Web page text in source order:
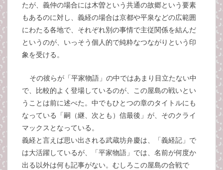
たが、義仲の場合には木曽という共通の故郷という要素
もあるのに対し、義経の場合は京都や平泉などの広範囲
にわたる各地で、それぞれ別の事情で主従関係を結んだ
というのが、いっそう個人的で純粋なつながりという印
象を受ける。
その彼らが「平家物語」の中ではあまり目立たない中
で、比較的よく登場しているのが、この屋島の戦いとい
うことは前に述べた。中でもひとつの章のタイトルにも
なっている「嗣（継、次とも）信最後」が、そのクライ
マックスとなっている。
義経と言えば思い出される武蔵坊弁慶は、「義経記」で
は大活躍しているが、「平家物語」では、名前が何度か
出る以外は何も記事がない。むしろこの屋島の合戦で